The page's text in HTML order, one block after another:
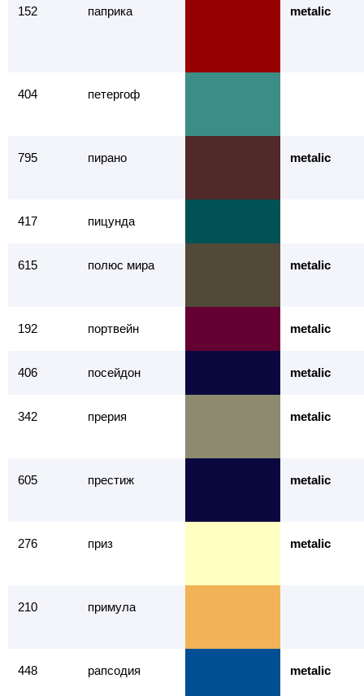
152 паприка metalic
404 петергоф
795 пирано metalic
417 пицунда
615 полюс мира metalic
192 портвейн metalic
406 посейдон metalic
342 прерия metalic
605 престиж metalic
276 приз metalic
210 примула
448 рапсодия metalic